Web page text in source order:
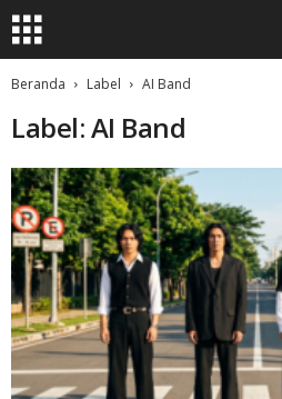
Beranda Label AI Band
Label: AI Band